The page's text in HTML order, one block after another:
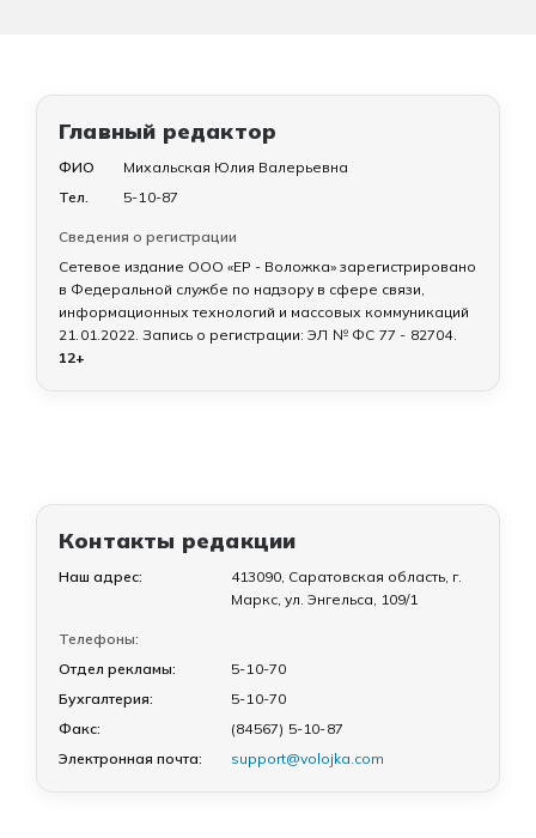
Главный редактор
ФИО
Михальская Юлия Валерьевна
Тел.
5-10-87
Сведения о регистрации
Сетевое издание ООО «ЕР - Воложка» зарегистрировано
в Федеральной службе по надзору в сфере связи,
информационных технологий и массовых коммуникаций
21.01.2022 . Запись о регистрации: ЭЛ № ФС 77 - 82704.
12+
Контакты редакции
Наш адрес:
413090, Саратовская область, г.
Маркс, ул. Энгельса, 109/1
Телефоны:
Отдел рекламы:
5-10-70
Бухгалтерия:
5-10-70
Факс:
(84567) 5-10-87
Электронная почта:
support@volojka.com